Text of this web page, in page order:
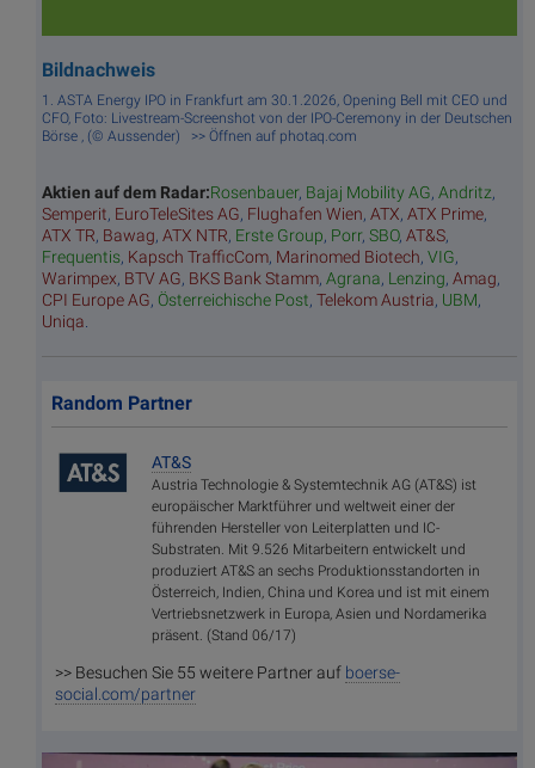
Bildnachweis
1. ASTA Energy IPO in Frankfurt am 30.1.2026, Opening Bell mit CEO und
CFO, Foto: Livestream-Screenshot von der IPO-Ceremony in der Deutschen
Börse , (© Aussender) >> Öffnen auf photaq.com
Aktien auf dem Radar:Rosenbauer, Bajaj Mobility AG, Andritz,
Semperit, EuroTeleSites AG, Flughafen Wien, ATX, ATX Prime,
ATX TR, Bawag, ATX NTR, Erste Group, Porr, SBO, AT&S,
Frequentis, Kapsch TrafficCom, Marinomed Biotech, VIG,
Warimpex, BTV AG, BKS Bank Stamm, Agrana, Lenzing, Amag,
CPI Europe AG, Österreichische Post, Telekom Austria, UBM,
Uniqa
Random Partner
AT&S
Austria Technologie & Systemtechnik AG (AT&S) ist
europäischer Marktführer und weltweit einer der
führenden Hersteller von Leiterplatten und IC-
Substraten. Mit 9.526 Mitarbeitern entwickelt und
produziert AT&S an sechs Produktionsstandorten in
Österreich, Indien, China und Korea und ist mit einem
Vertriebsnetzwerk in Europa, Asien und Nordamerika
präsent. (Stand 06/17)
>> Besuchen Sie 55 weitere Partner auf boerse-
social.com/partner